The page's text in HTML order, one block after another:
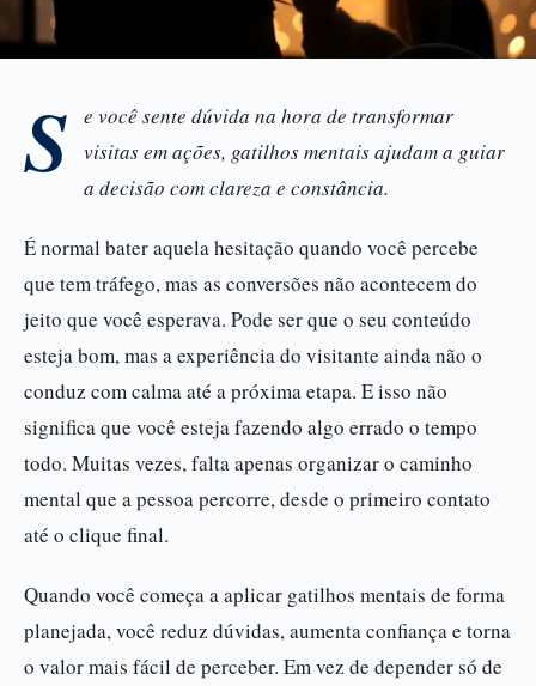
S
e você sente dúvida na hora de transformar
visitas em ações, gatilhos mentais ajudam a guiar
a decisão com clareza e constância.
É normal bater aquela hesitação quando você percebe
que tem tráfego, mas as conversões não acontecem do
jeito que você esperava. Pode ser que o seu conteúdo
esteja bom, mas a experiência do visitante ainda não o
conduz com calma até a próxima etapa. E isso não
significa que você esteja fazendo algo errado o tempo
todo. Muitas vezes, falta apenas organizar o caminho
mental que a pessoa percorre, desde o primeiro contato
até o clique final.
Quando você começa a aplicar gatilhos mentais de forma
planejada, você reduz dúvidas, aumenta confiança e torna
o valor mais fácil de perceber. Em vez de depender só de